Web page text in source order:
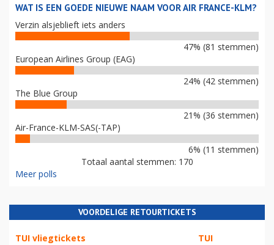
WAT IS EEN GOEDE NIEUWE NAAM VOOR AIR FRANCE-KLM?
Verzin alsjeblieft iets anders
47% (81 stemmen)
European Airlines Group (EAG)
24% (42 stemmen)
The Blue Group
21% (36 stemmen)
Air-France-KLM-SAS(-TAP)
6% (11 stemmen)
Totaal aantal stemmen: 170
Meer polls
VOORDELIGE RETOURTICKETS
TUI vliegtickets TUI